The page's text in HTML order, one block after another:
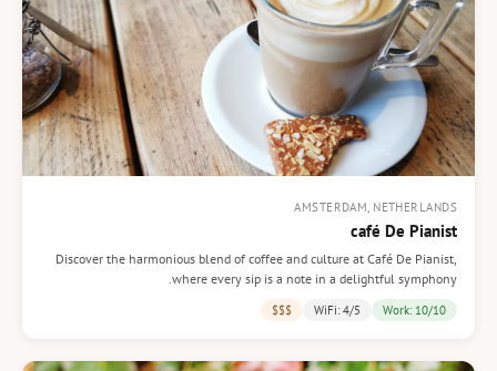
AMSTERDAM, NETHERLANDS
café De Pianist
Discover the harmonious blend of coffee and culture at Café De Pianist,
where every sip is a note in a delightful symphony.
Work: 10/10
WiFi: 4/5
$$$